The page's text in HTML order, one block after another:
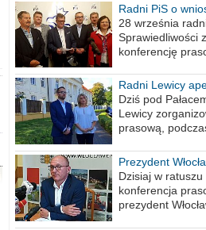
Radni PiS o
miasta na 2021
28 września
Sprawiedliwości
konferencję
Radni Lewicy
Wiesława
Dziś pod
Lewicy
prasową,
Prezydent
nie obrażajmy
Dzisiaj w ratuszu
konferencja
prezydent